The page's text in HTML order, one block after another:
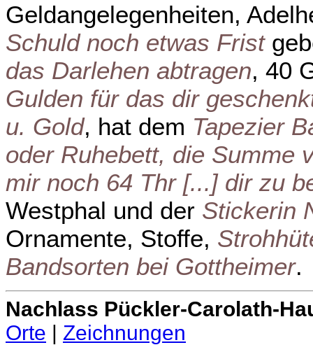
Geldangelegenheiten,
Schuld noch etwas Frist
das Darlehen abtragen, 40
Gulden für das dir
u. Gold, hat dem Tapezier
oder Ruhebett, die Summe
mir noch 64 Thr [...] dir zu
Westphal und der Stickerin
Ornamente, Stoffe,
Bandsorten bei Gottheimer.
Nachlass Pückler-Carolath-
Orte | Zeichnungen